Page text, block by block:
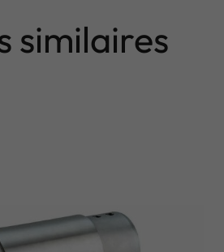
similaires